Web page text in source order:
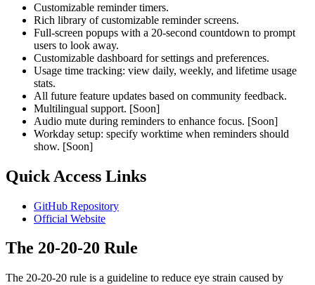
Customizable reminder timers.
Rich library of customizable reminder screens.
Full-screen popups with a 20-second countdown to prompt
users to look away.
Customizable dashboard for settings and preferences.
Usage time tracking: view daily, weekly, and lifetime usage
stats.
All future feature updates based on community feedback.
Multilingual support. [Soon]
Audio mute during reminders to enhance focus. [Soon]
Workday setup: specify worktime when reminders should
show. [Soon]
Quick Access Links
GitHub Repository
Official Website
The 20-20-20 Rule
The 20-20-20 rule is a guideline to reduce eye strain caused by